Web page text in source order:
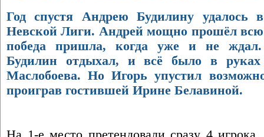
Год спустя Андрею Будилину удалось
Невской Лиги. Андрей мощно прошёл
победа пришла, когда уже и не
Будилин отдыхал, и всё было в руках
Маслобоева. Но Игорь упустил
проиграв гостившей Ирине Белавиной.